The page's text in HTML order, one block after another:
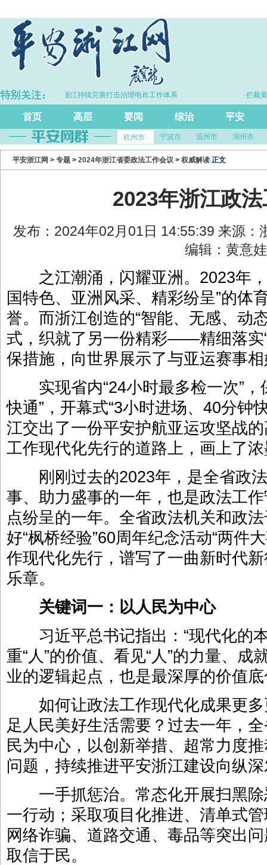
·浙江持续完善打击治理电诈工作体系 ·拦截黄金30余
首页 高层 要闻 综治 平安
杭州市 宁波市 温州市 湖州市
平安浙江网 > 专题 > 2024年浙江省委政法工作会议 > 权威解读 正文
2023年浙江政
发布：2024年02月01日 14:55:39 来源
编辑：黄意
之江潮涌，闪耀亚洲。2023年，
国特色、亚洲风采、精彩纷呈”的体
誉。而浙江创造的“智能、无感、动
式，织就了另一份精彩——精细落实“
保措施，向世界展示了与亚运赛事相
实现省内“24小时最多检一次”，
快通”，开幕式“3小时进场、40分
江交出了一份平安护航亚运攻坚战
工作现代化先行的道路上，画上了
刚刚过去的2023年，是全省政法
事、助力盛事的一年，也是政法工
点纷呈的一年。全省政法机关和政
好“枫桥经验”60周年纪念活动“两件
作现代化先行，谱写了一曲新时代
乐章。
关键词一：以人民为中心
习近平总书记指出：“现代化的本
重“人”的价值、看见“人”的力量、成
业的逻辑起点，也是最深厚的价值
如何让政法工作现代化成果更多
足人民美好生活需要？过去一年，
民为中心，以创新举措、超常力度
问题，持续推进平安浙江建设向纵
一手抓惩治。常态化开展扫黑除
一行动；采取项目化推进、清单式
网络诈骗、道路交通、毒品等突出
取信于民。